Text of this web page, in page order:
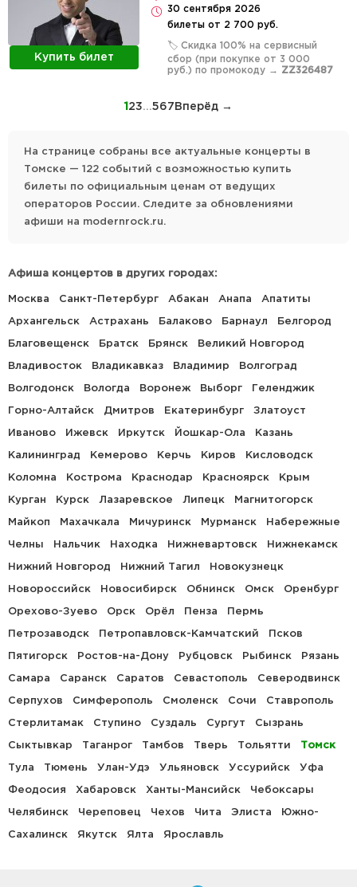
Купить билет
30 сентября 2026
билеты от 2 700 руб.
🏷️ Скидка 100% на сервисный
сбор (при покупке от 3 000
руб.) по промокоду → ZZ326487
1 23...567 Вперёд →
На странице собраны все актуальные концерты в
Томске — 122 событий с возможностью купить
билеты по официальным ценам от ведущих
операторов России. Следите за обновлениями
афиши на modernrock.ru.
Афиша концертов в других городах:
Москва Санкт-Петербург Абакан Анапа Апатиты
Архангельск Астрахань Балаково Барнаул Белгород
Благовещенск Братск Брянск Великий Новгород
Владивосток Владикавказ Владимир Волгоград
Волгодонск Вологда Воронеж Выборг Геленджик
Горно-Алтайск Дмитров Екатеринбург Златоуст
Иваново Ижевск Иркутск Йошкар-Ола Казань
Калининград Кемерово Керчь Киров Кисловодск
Коломна Кострома Краснодар Красноярск Крым
Курган Курск Лазаревское Липецк Магнитогорск
Майкоп Махачкала Мичуринск Мурманск Набережные
Челны Нальчик Находка Нижневартовск Нижнекамск
Нижний Новгород Нижний Тагил Новокузнецк
Новороссийск Новосибирск Обнинск Омск Оренбург
Орехово-Зуево Орск Орёл Пенза Пермь
Петрозаводск Петропавловск-Камчатский Псков
Пятигорск Ростов-на-Дону Рубцовск Рыбинск Рязань
Самара Саранск Саратов Севастополь Северодвинск
Серпухов Симферополь Смоленск Сочи Ставрополь
Стерлитамак Ступино Суздаль Сургут Сызрань
Сыктывкар Таганрог Тамбов Тверь Тольятти Томск
Тула Тюмень Улан-Удэ Ульяновск Уссурийск Уфа
Феодосия Хабаровск Ханты-Мансийск Чебоксары
Челябинск Череповец Чехов Чита Элиста Южно-
Сахалинск Якутск Ялта Ярославль